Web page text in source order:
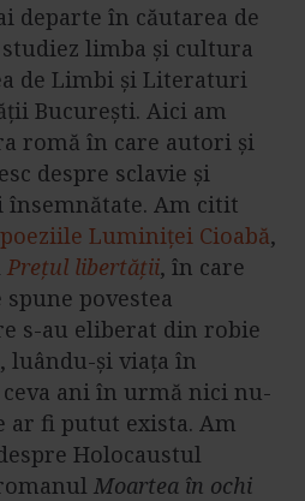
departe în căutarea de
limba și cultura
de Limbi și Literaturi
București. Aici am
romă în care autori și
despre sclavie și
însemnătate. Am citit
poeziile Luminiței Cioabă,
Prețul libertății, în care
povestea
s-au eliberat din robie
luându-și viața în
ani în urmă nici nu-
ar fi putut exista. Am
Holocaustul
Moartea în ochi